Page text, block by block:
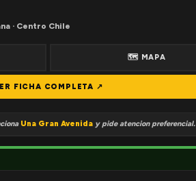
· Centro Chile
🗺 MAPA
FICHA COMPLETA ↗
Una Gran Avenida y pide atencion preferencial.